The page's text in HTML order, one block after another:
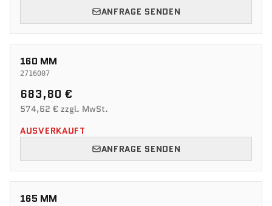
ANFRAGE SENDEN
160 MM
2716007
683,80 €
574,62 € zzgl. MwSt.
AUSVERKAUFT
ANFRAGE SENDEN
165 MM